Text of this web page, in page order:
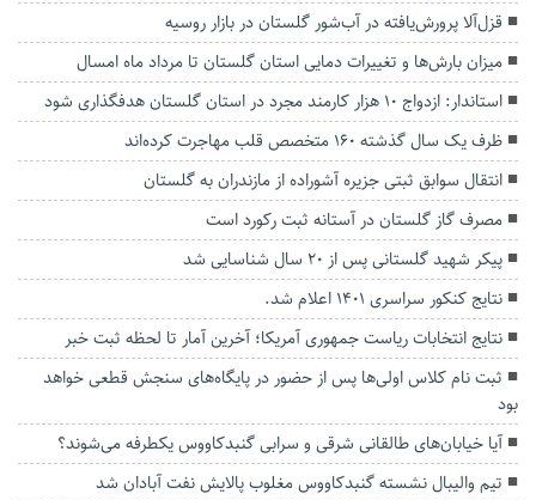
قزل‌آلا پرورش‌یافته در آب‌شور گلستان در بازار روسیه
میزان بارش‌ها و تغییرات دمایی استان گلستان تا مرداد ماه امسال
استاندار: ازدواج ۱۰ هزار کارمند مجرد در استان گلستان هدفگذاری شود
ظرف یک‌ سال گذشته ۱۶۰ متخصص قلب مهاجرت کرده‌اند
انتقال سوابق ثبتی جزیره آشوراده از مازندران به گلستان
مصرف گاز گلستان در آستانه ثبت رکورد است
پیکر شهید گلستانی پس از ۲۰ سال شناسایی شد
نتایج کنکور سراسری ۱۴۰۱ اعلام شد.
نتایج انتخابات ریاست جمهوری آمریکا؛ آخرین آمار تا لحظه ثبت خبر
ثبت نام کلاس اولی‌ها پس از حضور در پایگاه‌های سنجش قطعی خواهد
بود
آیا خیابان‌های طالقانی شرقی و سرابی گنبدکاووس یکطرفه می‌شوند؟
تیم والیبال نشسته گنبدکاووس مغلوب پالایش نفت آبادان شد